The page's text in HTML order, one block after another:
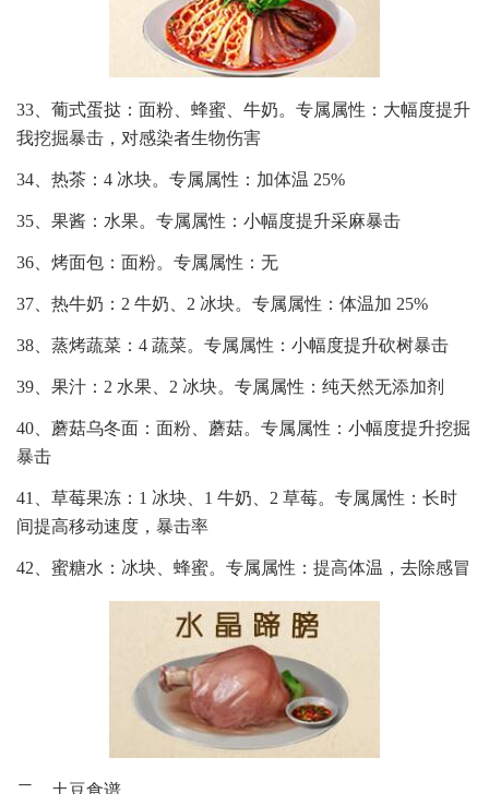
33、葡式蛋挞：面粉、蜂蜜、牛奶。专属属性：大幅度提升
我挖掘暴击，对感染者生物伤害
34、热茶：4 冰块。专属属性：加体温 25%
35、果酱：水果。专属属性：小幅度提升采麻暴击
36、烤面包：面粉。专属属性：无
37、热牛奶：2 牛奶、2 冰块。专属属性：体温加 25%
38、蒸烤蔬菜：4 蔬菜。专属属性：小幅度提升砍树暴击
39、果汁：2 水果、2 冰块。专属属性：纯天然无添加剂
40、蘑菇乌冬面：面粉、蘑菇。专属属性：小幅度提升挖掘
暴击
41、草莓果冻：1 冰块、1 牛奶、2 草莓。专属属性：长时
间提高移动速度，暴击率
42、蜜糖水：冰块、蜂蜜。专属属性：提高体温，去除感冒
二、土豆食谱